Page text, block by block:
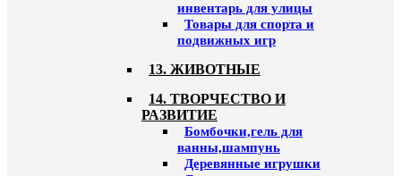
инвентарь для улицы
Товары для спорта и
подвижных игр
13. ЖИВОТНЫЕ
14. ТВОРЧЕСТВО И
РАЗВИТИЕ
Бомбочки,гель для
ванны,шампунь
Деревянные игрушки